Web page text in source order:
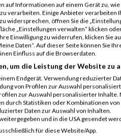
2, Tage nach WK)
Informationen auf einem Gerät zu, wie
verarbeiten. Einige Anbieter
widersprechen, öffnen Sie die
„Einstellungen verwalten“ klicken
Einwilligung zu widerrufen, klicken Sie
Daten“. Auf dieser Seite können Sie
Einfluss auf die Browserdaten.
um die Leistung der Website zu
Endgerät. Verwendung reduzierter
von Profilen zur Auswahl
zur Auswahl personalisierter
durch Statistiken oder Kombinationen
Daten zur Auswahl von Inhalten.
und in die USA gesendet
für diese Website/App.